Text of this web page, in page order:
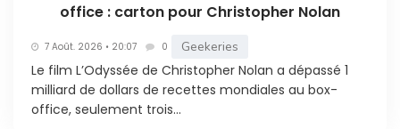
office : carton pour Christopher Nolan
7 Août. 2026 • 20:07 0 Geekeries
Le film L’Odyssée de Christopher Nolan a dépassé 1
milliard de dollars de recettes mondiales au box-
office, seulement trois...